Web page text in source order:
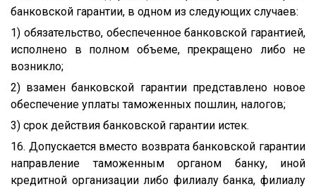
банковской гарантии, в одном из следующих случаев:
1) обязательство, обеспеченное банковской гарантией,
исполнено в полном объеме, прекращено либо не
возникло;
2) взамен банковской гарантии представлено новое
обеспечение уплаты таможенных пошлин, налогов;
3) срок действия банковской гарантии истек.
16. Допускается вместо возврата банковской гарантии
направление таможенным органом банку, иной
кредитной организации либо филиалу банка, филиалу